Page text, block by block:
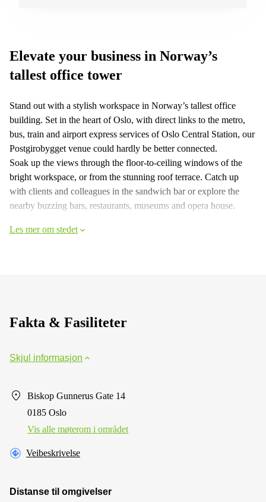
Drammen
Leie
Coworking
Bærum
Leie
kontor
Eidsvoll
6 Drammen
Lars
Hilles
Bergen
Kasperveien
1 Våler
Meierigata
14
Elverum
Hammerstadvegen
2 Eidsvoll
Brattørkaia
17A
Elevate your business in Norway’s
tallest office tower
Stand out with a stylish workspace in Norway’s tallest office
building. Set in the heart of Oslo, with direct links to the metro,
bus, train and airport express services of Oslo Central Station, our
Postgirobygget venue could hardly be better connected.
Soak up the views through the floor-to-ceiling windows of the
bright workspace, or from the stunning roof terrace. Catch up
with clients and colleagues in the sandwich bar or explore the
nearby buzzing bars, restaurants, museums and opera house.
Les mer om stedet
Fakta & Fasiliteter
Skjul informasjon
Biskop Gunnerus Gate 14
0185 Oslo
Vis alle møterom i området
Veibeskrivelse
Distanse til omgivelser